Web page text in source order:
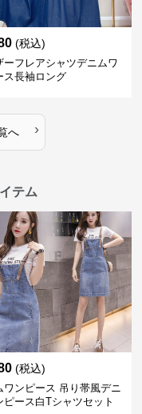
(税込)
ーフレアシャツデニムワ
ス長袖ロング
へ ›
テム
(税込)
ワンピース 吊り帯風デニ
ピース白Tシャツセット